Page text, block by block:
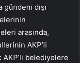
gündem dışı
arasında,
AKP’li
belediyelere